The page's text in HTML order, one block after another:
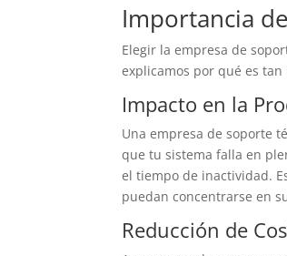
Importancia
Elegir la empresa de
explicamos por qué es
Impacto en la
Una empresa de soporte
que tu sistema falla en
el tiempo de inactividad.
puedan concentrarse en
Reducción de